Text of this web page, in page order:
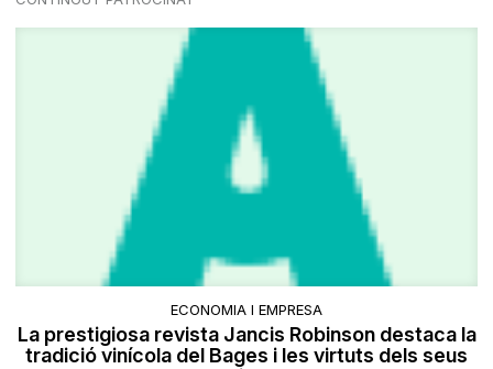
ECONOMIA I EMPRESA
La prestigiosa revista Jancis Robinson destaca la
tradició vinícola del Bages i les virtuts dels seus